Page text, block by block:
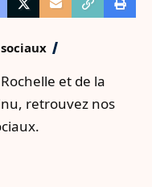
et de la
retrouvez nos